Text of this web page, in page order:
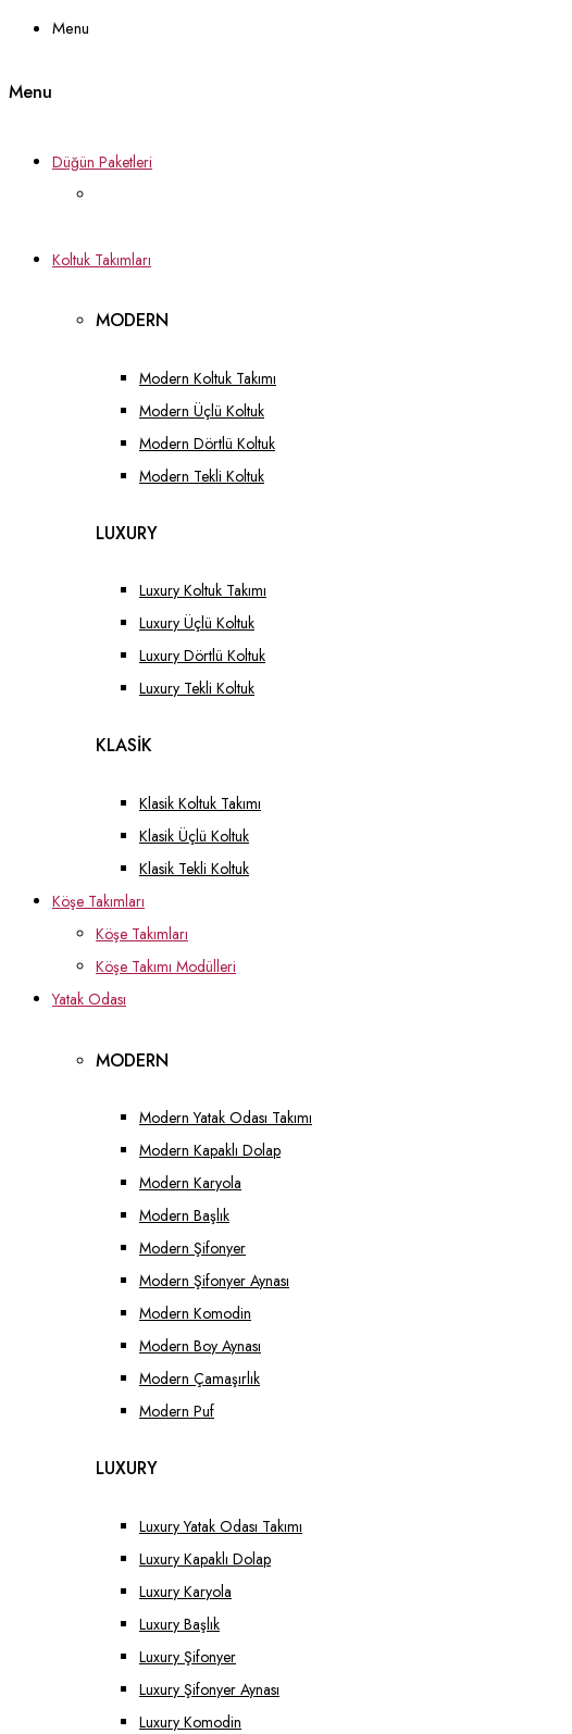
Menu
Menu
Düğün Paketleri
Koltuk Takımları
MODERN
Modern Koltuk Takımı
Modern Üçlü Koltuk
Modern Dörtlü Koltuk
Modern Tekli Koltuk
LUXURY
Luxury Koltuk Takımı
Luxury Üçlü Koltuk
Luxury Dörtlü Koltuk
Luxury Tekli Koltuk
KLASİK
Klasik Koltuk Takımı
Klasik Üçlü Koltuk
Klasik Tekli Koltuk
Köşe Takımları
Köşe Takımları
Köşe Takımı Modülleri
Yatak Odası
MODERN
Modern Yatak Odası Takımı
Modern Kapaklı Dolap
Modern Karyola
Modern Başlık
Modern Şifonyer
Modern Şifonyer Aynası
Modern Komodin
Modern Boy Aynası
Modern Çamaşırlık
Modern Puf
LUXURY
Luxury Yatak Odası Takımı
Luxury Kapaklı Dolap
Luxury Karyola
Luxury Başlık
Luxury Şifonyer
Luxury Şifonyer Aynası
Luxury Komodin